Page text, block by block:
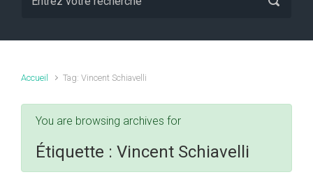
Accueil Tag: Vincent Schiavelli
You are browsing archives for
Étiquette : Vincent Schiavelli